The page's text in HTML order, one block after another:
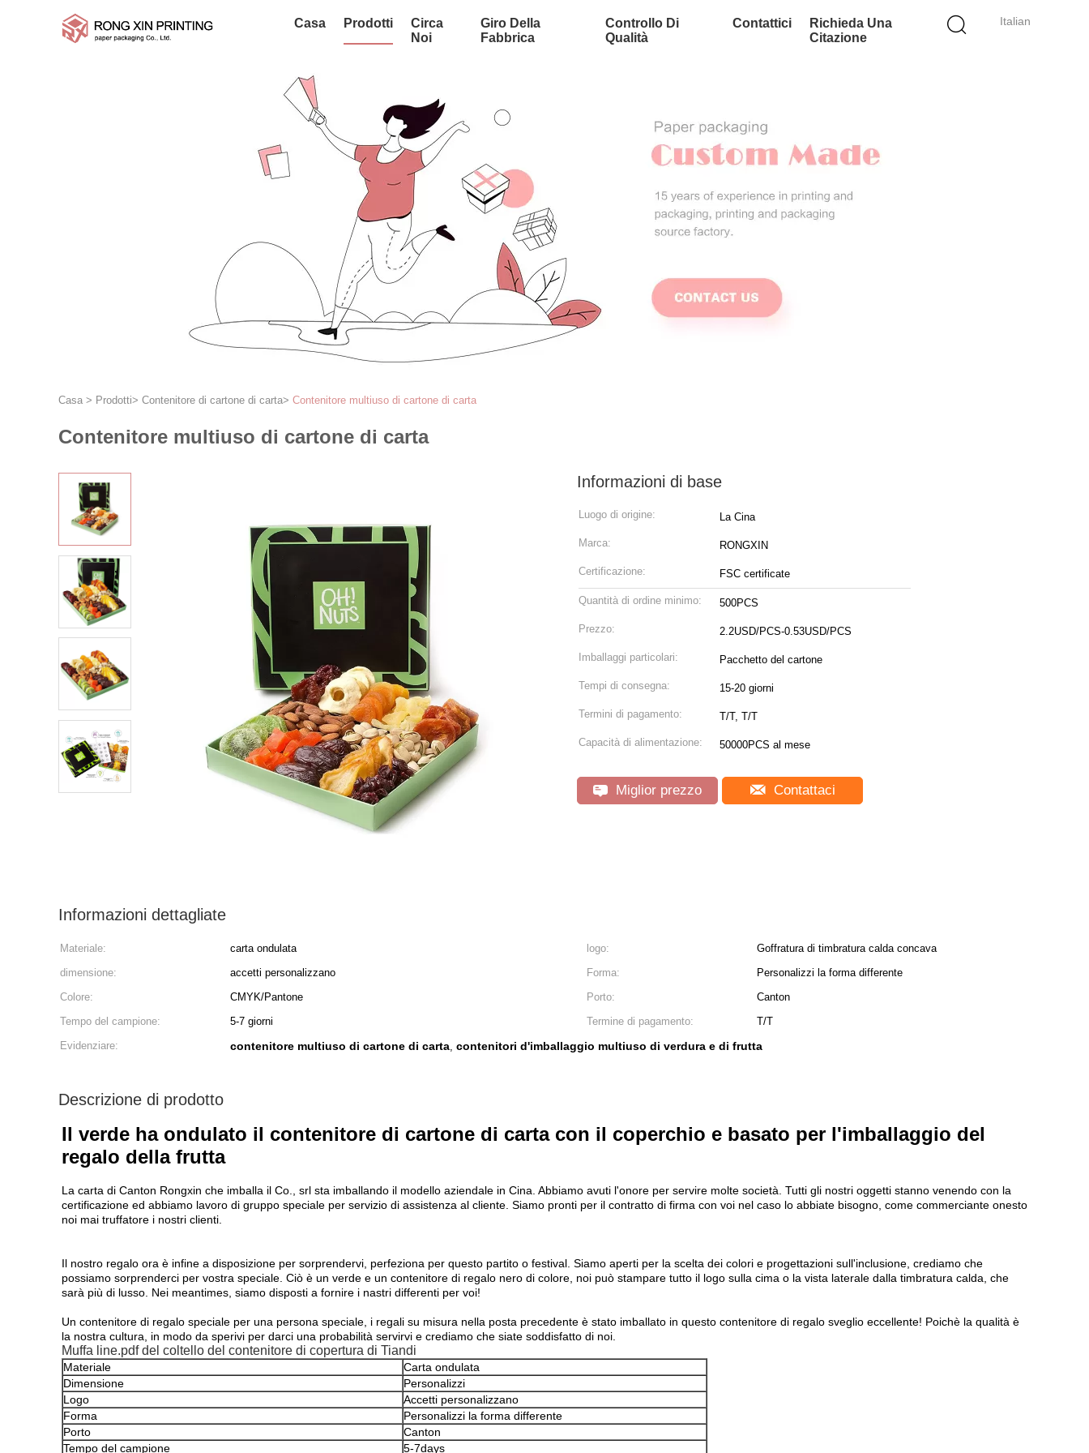
Italian
Casa Prodotti
Circa
Noi
Giro Della
Fabbrica
Controllo Di
Qualità
Contattici
Richieda Una
Citazione
Casa > Prodotti> Contenitore di cartone di carta> Contenitore multiuso di cartone di carta
Contenitore multiuso di cartone di carta
Informazioni di base
Luogo di origine: La Cina
Marca: RONGXIN
Certificazione: FSC certificate
Quantità di ordine minimo: 500PCS
Prezzo: 2.2USD/PCS-0.53USD/PCS
Imballaggi particolari: Pacchetto del cartone
Tempi di consegna: 15-20 giorni
Termini di pagamento: T/T, T/T
Capacità di alimentazione: 50000PCS al mese
Miglior prezzo Contattaci
Informazioni dettagliate
Materiale: carta ondulata logo:
Goffratura di timbratura calda concava
dimensione:
accetti personalizzano Forma:
Personalizzi la forma differente
Colore:
CMYK/Pantone Porto:
Canton
Tempo del campione:
5-7 giorni Termine di pagamento:
T/T
Evidenziare:
contenitore multiuso di cartone di carta, contenitori d'imballaggio multiuso di verdura e di frutta
Descrizione di prodotto
Il verde ha ondulato il contenitore di cartone di carta con il coperchio e basato per l'imballaggio del
regalo della frutta
La carta di Canton Rongxin che imballa il Co., srl sta imballando il modello aziendale in Cina. Abbiamo avuti l'onore per servire molte società. Tutti gli nostri oggetti stanno venendo con la
certificazione ed abbiamo lavoro di gruppo speciale per servizio di assistenza al cliente. Siamo pronti per il contratto di firma con voi nel caso lo abbiate bisogno, come commerciante onesto
noi mai truffatore i nostri clienti.
Il nostro regalo ora è infine a disposizione per sorprendervi, perfeziona per questo partito o festival. Siamo aperti per la scelta dei colori e progettazioni sull'inclusione, crediamo che
possiamo sorprenderci per vostra speciale. Ciò è un verde e un contenitore di regalo nero di colore, noi può stampare tutto il logo sulla cima o la vista laterale dalla timbratura calda, che
sarà più di lusso. Nei meantimes, siamo disposti a fornire i nastri differenti per voi!
Un contenitore di regalo speciale per una persona speciale, i regali su misura nella posta precedente è stato imballato in questo contenitore di regalo sveglio eccellente! Poichè la qualità è
la nostra cultura, in modo da sperivi per darci una probabilità servirvi e crediamo che siate soddisfatto di noi.
Muffa line.pdf del coltello del contenitore di copertura di Tiandi
Materiale
Carta ondulata
Dimensione
Personalizzi
Logo
Accetti personalizzano
Forma
Personalizzi la forma differente
Porto
Canton
Tempo del campione
5-7days